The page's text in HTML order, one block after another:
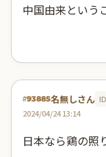
中国由来という
#93885名無しさん
2024/04/24 13:14
日本なら鶏の照